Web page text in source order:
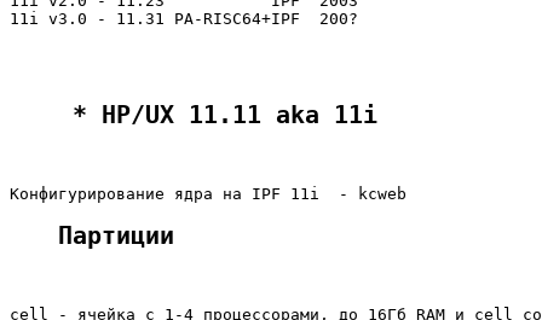
11i v3.0 - 11.31 PA-RISC64+IPF  200?
* HP/UX 11.11 aka 11i
Партиции
cell - ячейка с 1-4 процессорами, до 16Гб RAM и cell